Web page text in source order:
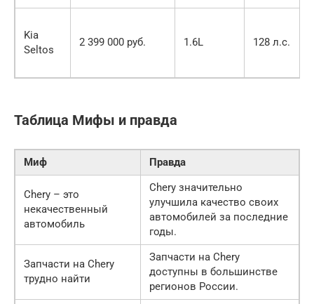
Kia
Seltos
2 399 000 руб. 1.6L 128 л.с.
Таблица Мифы и правда
Миф Правда
Chery – это
некачественный
автомобиль
Chery значительно
улучшила качество своих
автомобилей за последние
годы.
Запчасти на Chery
трудно найти
Запчасти на Chery
доступны в большинстве
регионов России.